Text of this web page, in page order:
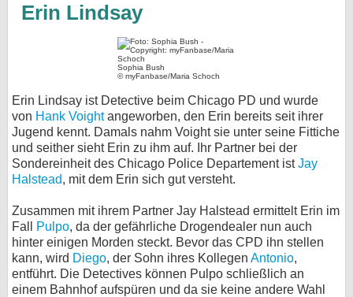
Erin Lindsay
Sophia Bush
© myFanbase/Maria Schoch
Erin Lindsay ist Detective beim Chicago PD und wurde
von Hank Voightangeworben, den Erin bereits seit ihrer
Jugend kennt. Damals nahm Voight sie unter seine Fittiche
und seither sieht Erin zu ihm auf. Ihr Partner bei der
Sondereinheit des Chicago Police Departement istJay
Halstead, mit dem Erin sich gut versteht.
Zusammen mit ihrem Partner Jay Halstead ermittelt Erin im
Fall
Pulpo, da der gefährliche Drogendealer nun auch
hinter einigen Morden steckt. Bevor das CPD ihn stellen
kann, wird Diego, der Sohn ihres Kollegen Antonio,
entführt. Die Detectives können Pulpo schließlich an
einem Bahnhof aufspüren und da sie keine andere Wahl
KULTUR
Gewinnspiele
Forum
bei X
bei Facebook
Kontakt